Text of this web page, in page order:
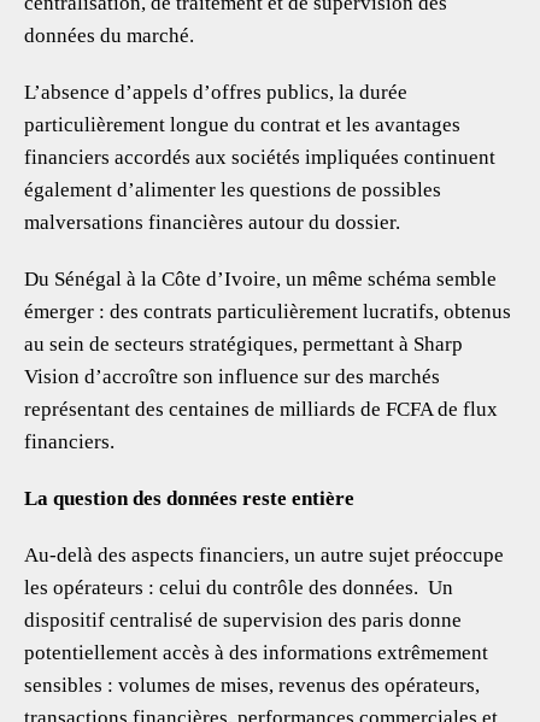
données du marché.
L’absence d’appels d’offres publics, la durée
particulièrement longue du contrat et les avantages
financiers accordés aux sociétés impliquées continuent
également d’alimenter les questions de possibles
malversations financières autour du dossier.
Du Sénégal à la Côte d’Ivoire, un même schéma semble
émerger : des contrats particulièrement lucratifs, obtenus
au sein de secteurs stratégiques, permettant à Sharp
Vision d’accroître son influence sur des marchés
représentant des centaines de milliards de FCFA de flux
financiers.
La question des données reste entière
Au-delà des aspects financiers, un autre sujet préoccupe
les opérateurs : celui du contrôle des données. Un
dispositif centralisé de supervision des paris donne
potentiellement accès à des informations extrêmement
sensibles : volumes de mises, revenus des opérateurs,